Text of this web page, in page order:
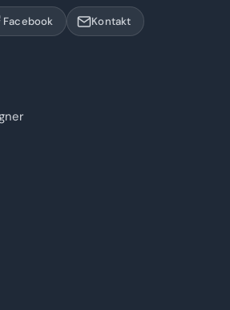
Facebook Kontakt